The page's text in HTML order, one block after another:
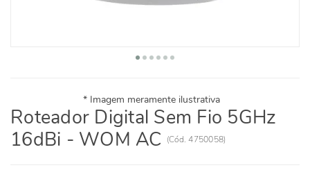
Roteador Digital Sem Fio 5GHz
16dBi - WOM AC
(Cód.4750058)